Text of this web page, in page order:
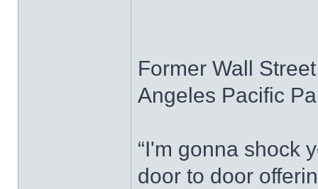
Former Wall
Angeles Pacific
“I'm gonna shock
door to door